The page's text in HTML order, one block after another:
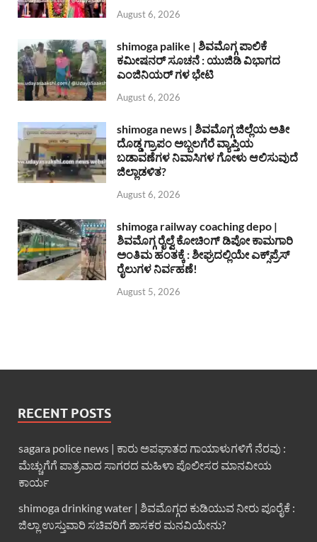
August 6, 2026
shimoga palike | ಶಿವಮೊಗ್ಗ ಪಾಲಿಕೆ
ಕಮೀಷನರ್ ಸೂಚನೆ : ಯುಜಿಡಿ ವಿಭಾಗದ
ಎಂಜಿನಿಯರ್ ಗಳ ಭೇಟಿ
August 6, 2026
shimoga news | ಶಿವಮೊಗ್ಗ ಜಿಲ್ಲೆಯ ಅತೀ
ದೊಡ್ಡ ಗ್ರಾಪಂ ಅಬ್ಬಲಗೆರೆ ವ್ಯಾಪ್ತಿಯ
ಬಡಾವಣೆಗಳ ನಿವಾಸಿಗಳ ಗೋಳು ಆಲಿಸುವುದೆ
ಜಿಲ್ಲಾಡಳಿತ?
August 6, 2026
shimoga railway coaching depo |
ಶಿವಮೊಗ್ಗ ರೈಲ್ವೆ ಕೋಚಿಂಗ್ ಡಿಪೋ ಕಾಮಗಾರಿ
ಅಂತಿಮ ಹಂತಕ್ಕೆ : ಶೀಘ್ರದಲ್ಲಿಯೇ ಎಕ್ಸ್‌ಪ್ರೆಸ್
ರೈಲುಗಳ ನಿರ್ವಹಣೆ!
August 5, 2026
RECENT POSTS
sagara police news | ಕಾರು ಅಪಘಾತದ ಗಾಯಾಳುಗಳಿಗೆ ನೆರವು :
ಮೆಚ್ಚುಗೆಗೆ ಪಾತ್ರವಾದ ಸಾಗರದ ಮಹಿಳಾ ಪೊಲೀಸರ ಮಾನವೀಯ
ಕಾರ್ಯ
shimoga drinking water | ಶಿವಮೊಗ್ಗದ ಕುಡಿಯುವ ನೀರು ಪೂರೈಕೆ :
ಜಿಲ್ಲಾ ಉಸ್ತುವಾರಿ ಸಚಿವರಿಗೆ ಶಾಸಕರ ಮನವಿಯೇನು?